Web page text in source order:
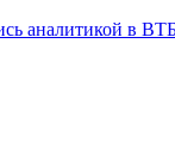
аналитикой в